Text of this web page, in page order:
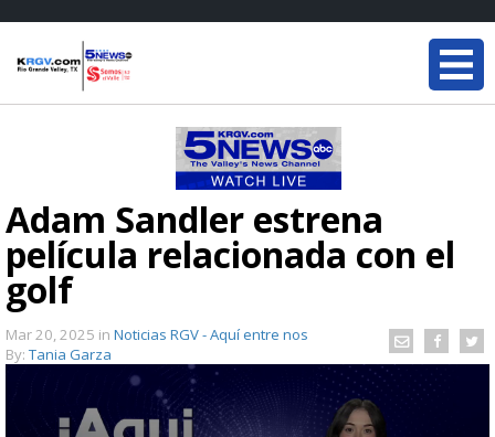
Adam Sandler estrena
película relacionada con el
golf
Mar 20, 2025 in Noticias RGV - Aquí entre nos
By: Tania Garza